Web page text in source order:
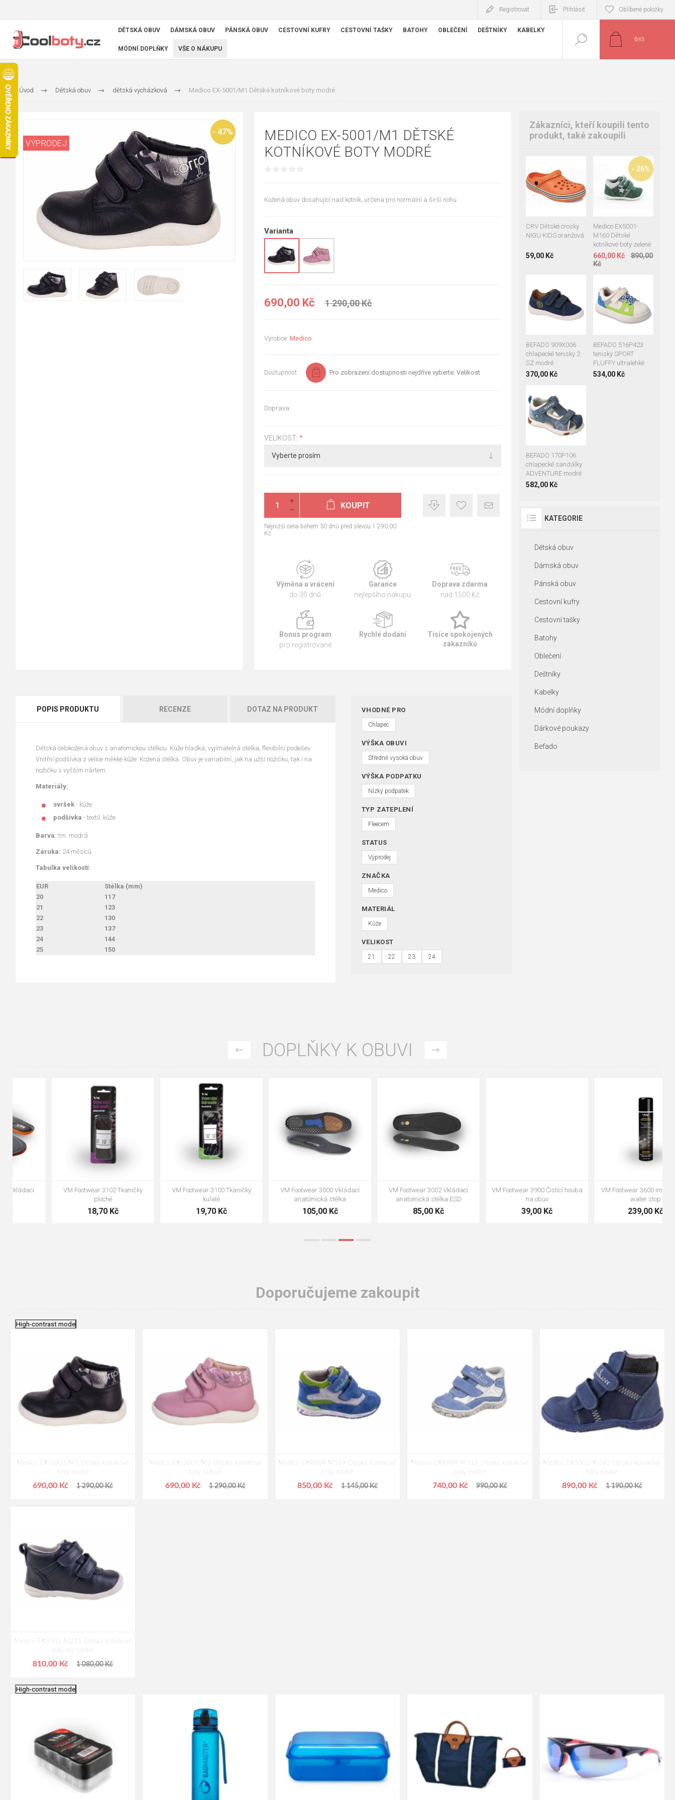
Registrovat Přihlásit Oblíbené položky
DĚTSKÁ OBUV DÁMSKÁ OBUV PÁNSKÁ OBUV CESTOVNÍ KUFRY CESTOVNÍ TAŠKY BATOHY OBLEČENÍ DEŠTNÍKY KABELKY
MÓDNÍ DOPLŇKY VŠE O NÁKUPU
0 KS
Úvod Dětská obuv dětská vycházková Medico EX-5001/M1 Dětské kotníkové boty modré
- 47%
VÝPRODEJ
MEDICO EX-5001/M1 DĚTSKÉ
KOTNÍKOVÉ BOTY MODRÉ
Kožená obuv dosahující nad kotník, určena pro normální a širší nohu.
Varianta
690,00 Kč 1 290,00 Kč
Výrobce: Medico
Dostupnost: Pro zobrazení dostupnosti nejdříve vyberte: Velikost
Doprava:
VELIKOST: *
KOUPIT
Nejnižší cena během 30 dnů před slevou:1 290,00
Kč
Výměna a vrácení
do 30 dnů
Garance
nejlepšího nákupu
Doprava zdarma
nad 1500 Kč
Bonus program
pro registrované
Rychlé dodání
Tisíce spokojených
zákazníků
POPIS PRODUKTU RECENZE DOTAZ NA PRODUKT
Dětská celokožená obuv s anatomickou stélkou. Kůže hladká, vyjímatelná stélka, flexibilní podešev.
Vnitřní podšívka z velice měkké kůže. Kožená stélka. Obuv je variabilní, jak na užší nožičku, tak i na
nožičku s vyšším nártem.
Materiály:
svršek - kůže
podšívka - textil, kůže
Barva: tm. modrá
Záruka: 24 měsíců
Tabulka velikostí:
EUR
Stélka (mm)
20
117
21
123
22
130
23
137
24
144
25
150
VHODNÉ PRO
Chlapec
VÝŠKA OBUVI
Středně vysoká obuv
VÝŠKA PODPATKU
Nízký podpatek
TYP ZATEPLENÍ
Fleecem
STATUS
Výprodej
ZNAČKA
Medico
MATERIÁL
Kůže
VELIKOST
21 22 23 24
Zákazníci, kteří koupili tento
produkt, také zakoupili
CRV Dětské crosky
NIGU KIDS oranžová
59,00 Kč
30
31
- 26%
Medico EX5001-
M160 Dětské
kotníkové boty zelené
660,00 Kč
890,00
Kč
22
BEFADO 909X006
chlapecké tenisky 2
SZ modré
370,00 Kč
30
22
26
BEFADO 516P423
tenisky SPORT
FLUFFY ultralehké
534,00 Kč
24
25
BEFADO 170P106
chlapecké sandálky
ADVENTURE modré
582,00 Kč
23
25
KATEGORIE
Dětská obuv
Dámská obuv
Pánská obuv
Cestovní kufry
Cestovní tašky
Batohy
Oblečení
Deštníky
Kabelky
Módní doplňky
Dárkové poukazy
Befado
DOPLŇKY K OBUVI
VM Footwear 3100 Tkaničky
155cm
VM Footwear 3000 Vkládací
40
46
VM Footwear 3002 Vkládací
anatomická stélka ESD
VM Footwear 3900 Čistící houba
na obuv
VM Footwear 3600 Impregnace
Bennon ABSORBA XTR ESD vložka
46
Doporučujeme zakoupit
High-contrast mode
Medico EX-5001/M1 Dětské kotníkové
boty modré
690,00 Kč 1 290,00 Kč
Medico EX-5001/M2 Dětské kotníkové
boty růžové
690,00 Kč 1 290,00 Kč
Medico EX4984-M169 Dětské kotníkové
boty modré
850,00 Kč 1 145,00 Kč
Medico EX4984-M118 Dětské kotníkové
boty modré
740,00 Kč 990,00 Kč
Medico EX5002-M192 Dětské kotníkové
boty modré
890,00 Kč 1 190,00 Kč
Medico EX5001-M211 Dětské kotníkové
boty tm. modré
810,00 Kč 1 080,00 Kč
High-contrast mode